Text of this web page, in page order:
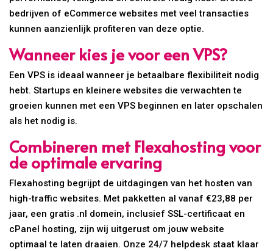
bedrijven of eCommerce websites met veel transacties
kunnen aanzienlijk profiteren van deze optie.
Wanneer kies je voor een VPS?
Een VPS is ideaal wanneer je betaalbare flexibiliteit nodig
hebt. Startups en kleinere websites die verwachten te
groeien kunnen met een VPS beginnen en later opschalen
als het nodig is.
Combineren met Flexahosting voor
de optimale ervaring
Flexahosting begrijpt de uitdagingen van het hosten van
high-traffic websites. Met pakketten al vanaf €23,88 per
jaar, een gratis .nl domein, inclusief SSL-certificaat en
cPanel hosting, zijn wij uitgerust om jouw website
optimaal te laten draaien. Onze 24/7 helpdesk staat klaar